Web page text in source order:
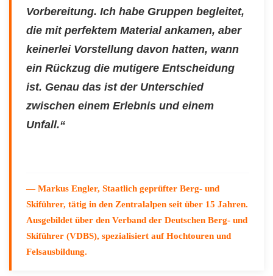
Vorbereitung. Ich habe Gruppen begleitet,
die mit perfektem Material ankamen, aber
keinerlei Vorstellung davon hatten, wann
ein Rückzug die mutigere Entscheidung
ist. Genau das ist der Unterschied
zwischen einem Erlebnis und einem
Unfall.“
— Markus Engler, Staatlich geprüfter Berg- und
Skiführer, tätig in den Zentralalpen seit über 15 Jahren.
Ausgebildet über den Verband der Deutschen Berg- und
Skiführer (VDBS), spezialisiert auf Hochtouren und
Felsausbildung.